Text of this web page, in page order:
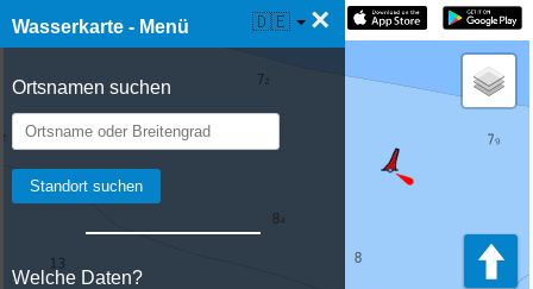
Wasserkarte - Menü ×
Ortsnamen suchen
Welche Daten?
☰ Wasserkarte Live 🇩🇪